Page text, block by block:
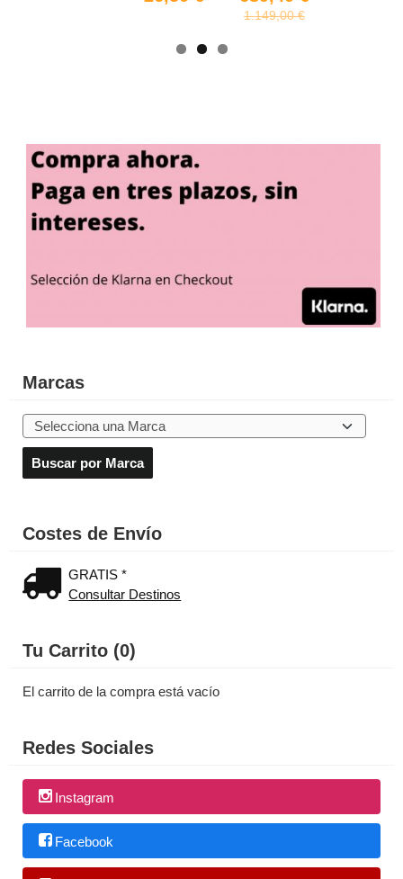
Marcas
Costes de Envío
GRATIS *
Consultar Destinos
Tu Carrito (0)
El carrito de la compra está vacío
Redes Sociales
Instagram
Facebook
1.149,00 €